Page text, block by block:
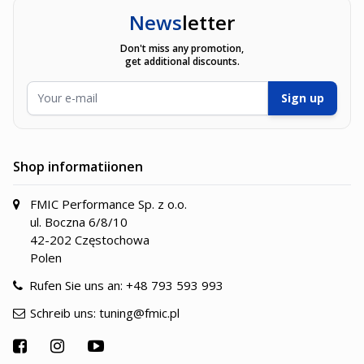
Newsletter
Don't miss any promotion,
get additional discounts.
Sign up
Shop informatiionen
FMIC Performance Sp. z o.o.
ul. Boczna 6/8/10
42-202 Częstochowa
Polen
Rufen Sie uns an: +48 793 593 993
Schreib uns: tuning@fmic.pl